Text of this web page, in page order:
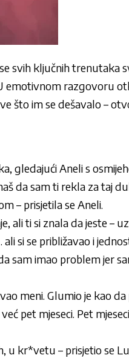
svih ključnih trenutaka
emotivnom razgovoru
što im se dešavalo –
gledajući Aneli s
da sam ti rekla za taj
– prisjetila se Aneli.
ali ti si znala da jeste –
si se približavao i
sam imao problem jer
meni. Glumio je kao da
pet mjeseci. Pet
u kr*vetu – prisjetio se